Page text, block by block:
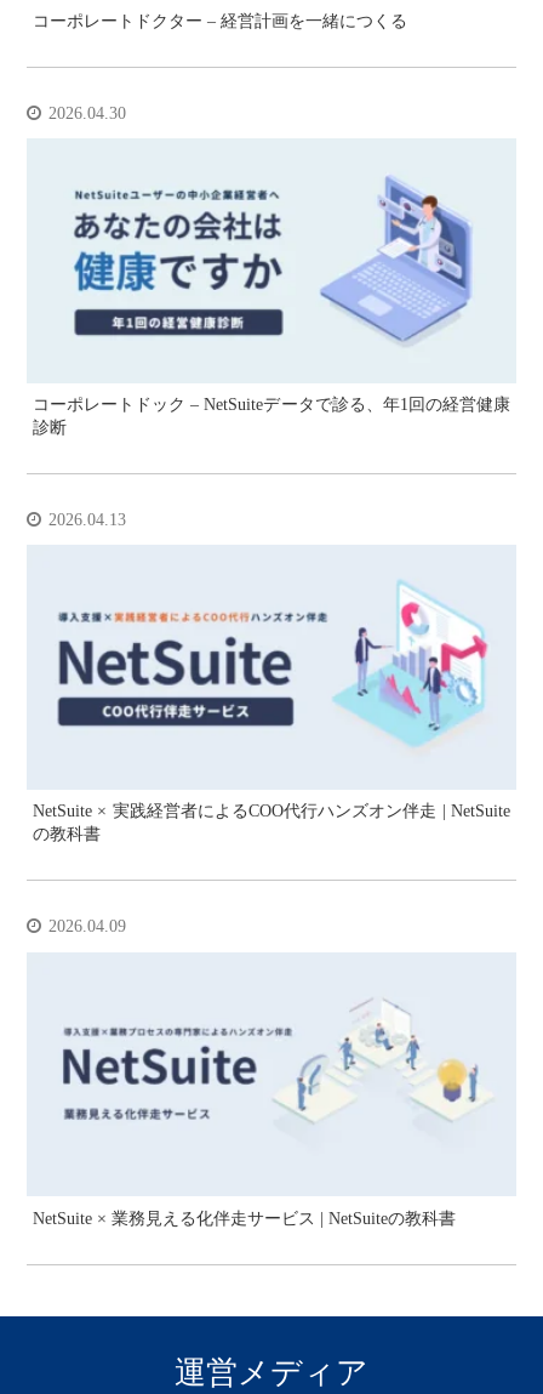
コーポレートドクター – 経営計画を一緒につくる
2026.04.30
コーポレートドック – NetSuiteデータで診る、年1回の経営健康
診断
2026.04.13
NetSuite × 実践経営者によるCOO代行ハンズオン伴走 | NetSuite
の教科書
2026.04.09
NetSuite × 業務見える化伴走サービス | NetSuiteの教科書
運営メディア